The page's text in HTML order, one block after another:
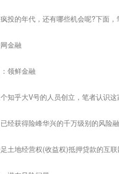
的年代，还有哪些机会呢?下面，
金融
领鲜金融
乎大V号的人员创立，笔者认识这
获得险峰华兴的千万级别的风险融
地经营权(收益权)抵押贷款的互联